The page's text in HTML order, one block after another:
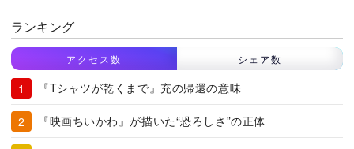
ランキング
アクセス数 シェア数
『Tシャツが乾くまで』充の帰還の意味
『映画ちいかわ』が描いた“恐ろしさ”の正体